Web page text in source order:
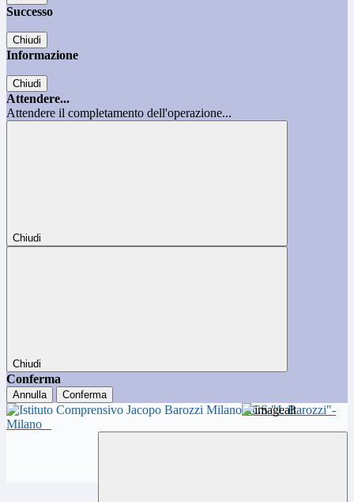
Successo
Chiudi
Informazione
Chiudi
Attendere...
Attendere il completamento dell'operazione...
Chiudi
Chiudi
Conferma
Annulla Conferma
ICS "J. Barozzi"-
Milano